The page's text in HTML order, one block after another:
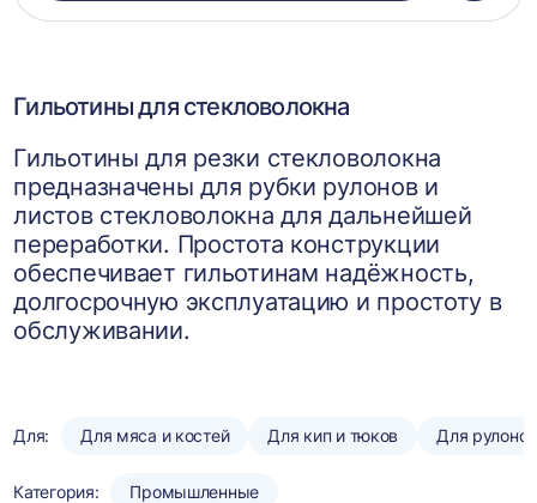
Гильотины для стекловолокна
Гильотины для резки стекловолокна
предназначены для рубки рулонов и
листов стекловолокна для дальнейшей
переработки. Простота конструкции
обеспечивает гильотинам надёжность,
долгосрочную эксплуатацию и простоту в
обслуживании.
Для: Для мяса и костей Для кип и тюков Для рулонов
Категория: Промышленные